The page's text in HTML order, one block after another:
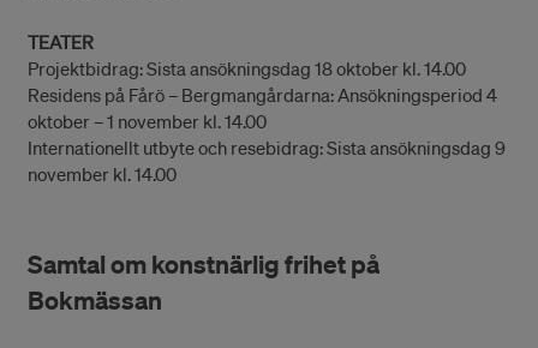
TEATER
Projektbidrag: Sista ansökningsdag 18 oktober kl. 14.00
Residens på Fårö – Bergmangårdarna: Ansökningsperiod 4
oktober – 1 november kl. 14.00
Internationellt utbyte och resebidrag: Sista ansökningsdag 9
november kl. 14.00
Samtal om konstnärlig frihet på
Bokmässan